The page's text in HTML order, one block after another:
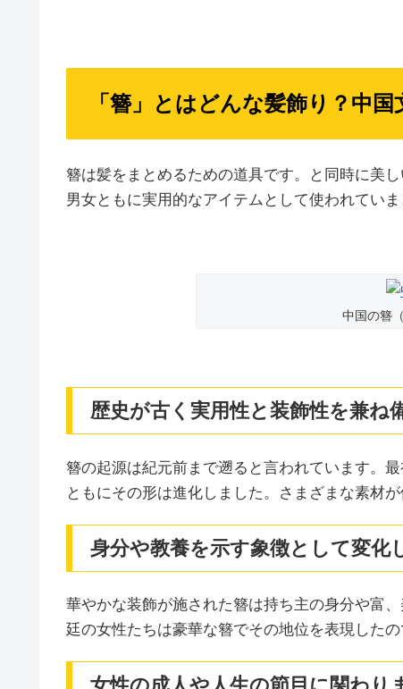
「簪」とはどんな髪飾り？中
簪は髪をまとめるための道具です。と同時に美
男女ともに実用的なアイテムとして使われていま
中国の簪
歴史が古く実用性と装飾性を兼ね
簪の起源は紀元前まで遡ると言われています。
ともにその形は進化しました。さまざまな素材
身分や教養を示す象徴として変化
華やかな装飾が施された簪は持ち主の身分や富
廷の女性たちは豪華な簪でその地位を表現したの